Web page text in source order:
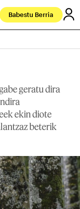
Babestu Berria
geratu dira
ekin diote
beterik